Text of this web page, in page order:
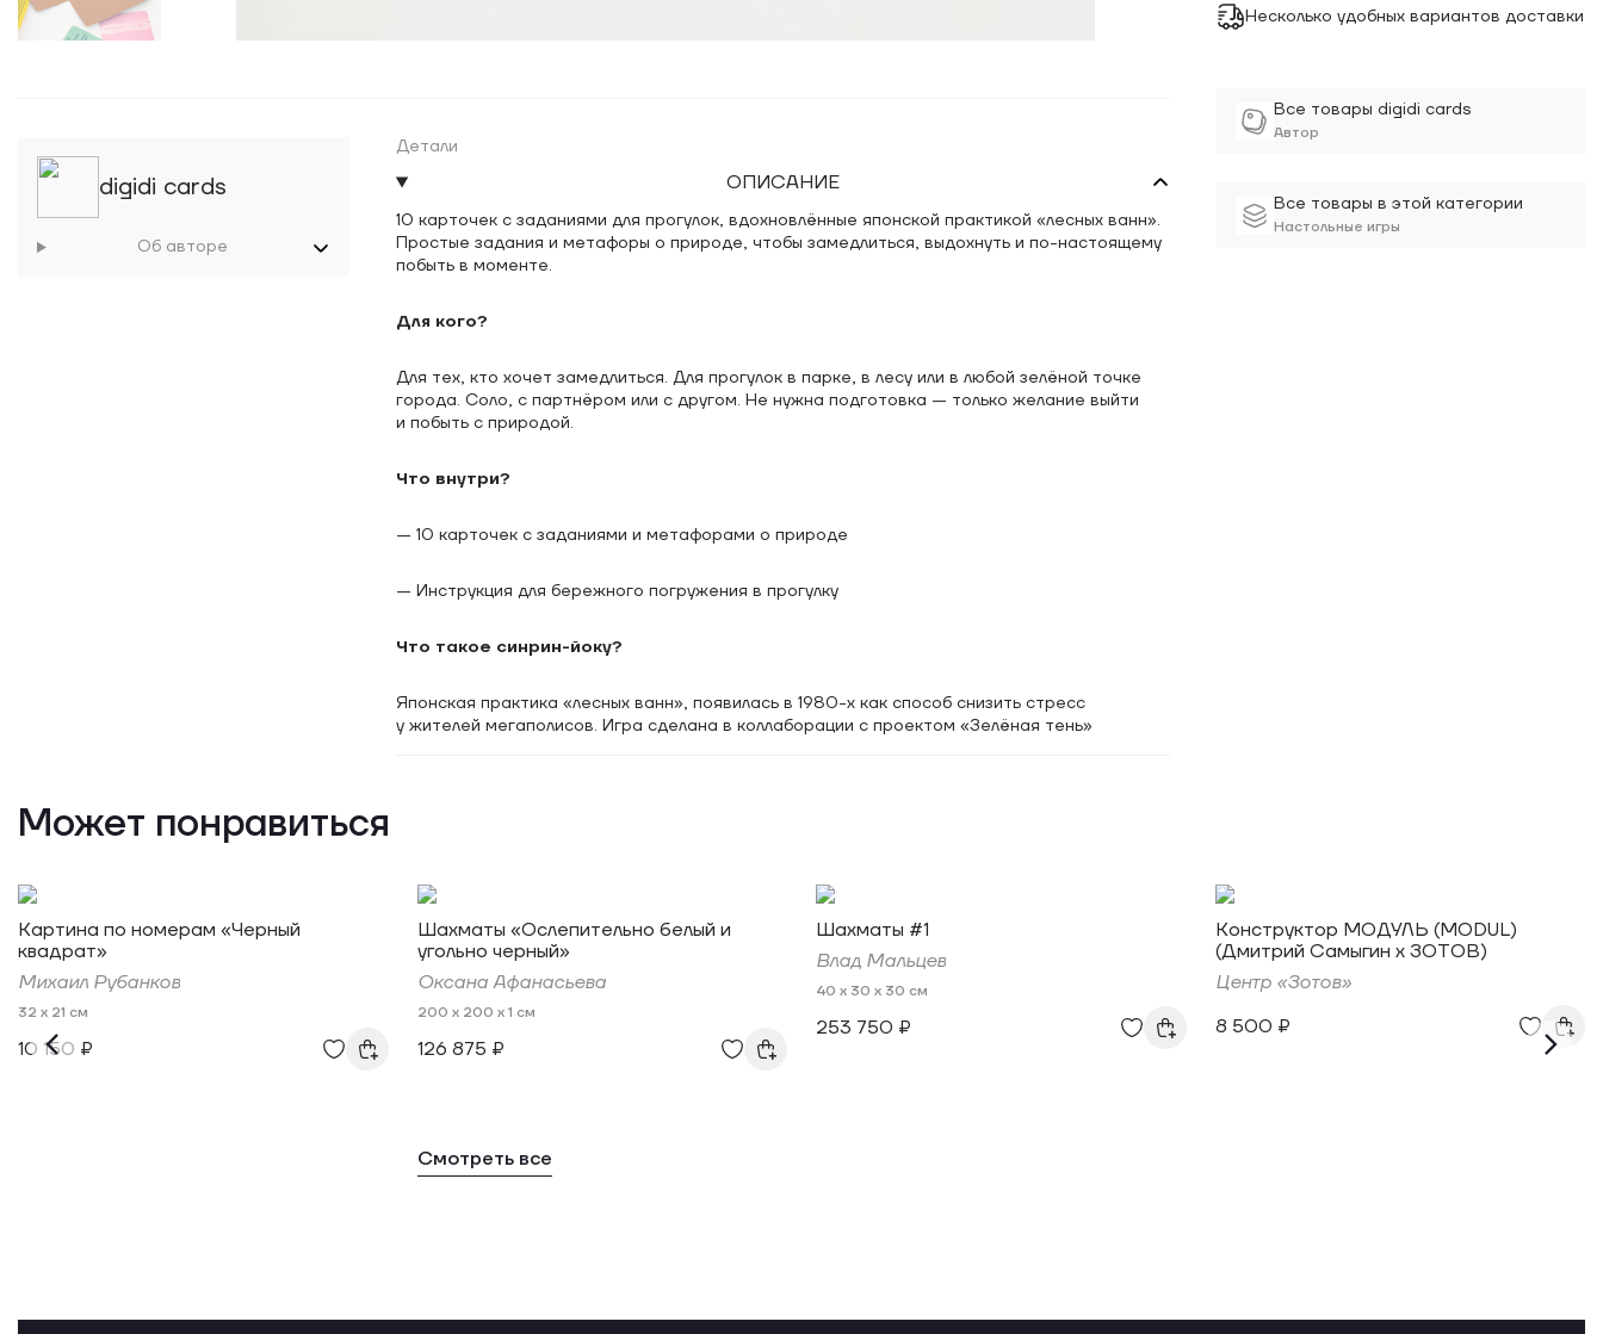
Несколько удобных вариантов доставки
Все товары digidi cards
Автор
Все товары в этой категории
Настольные игры
digidi cards
Об авторе
Детали
ОПИСАНИЕ
10 карточек с заданиями для прогулок, вдохновлённые японской практикой «лесных ванн».
Простые задания и метафоры о природе, чтобы замедлиться, выдохнуть и по-настоящему
побыть в моменте.
Для кого?
Для тех, кто хочет замедлиться. Для прогулок в парке, в лесу или в любой зелёной точке
города. Соло, с партнёром или с другом. Не нужна подготовка — только желание выйти
и побыть с природой.
Что внутри?
— 10 карточек с заданиями и метафорами о природе
— Инструкция для бережного погружения в прогулку
Что такое синрин-йоку?
Японская практика «лесных ванн», появилась в 1980-х как способ снизить стресс
у жителей мегаполисов. Игра сделана в коллаборации с проектом «Зелёная тень»
Может понравиться
Картина по номерам «Черный
квадрат»
Михаил Рубанков
32 x 21 см
10 150 ₽
Шахматы «Ослепительно белый и
угольно черный»
Оксана Афанасьева
200 x 200 x 1 см
126 875 ₽
Шахматы #1
Влад Мальцев
40 x 30 x 30 см
253 750 ₽
Конструктор МОДУЛЬ (MODUL)
(Дмитрий Самыгин x ЗОТОВ)
Центр «Зотов»
8 500 ₽
Смотреть все